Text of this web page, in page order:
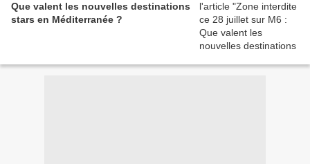
Que valent les nouvelles destinations
stars en Méditerranée ?